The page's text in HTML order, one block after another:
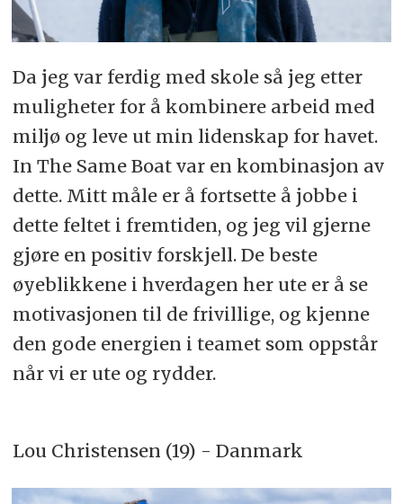
Da jeg var ferdig med skole så jeg etter
muligheter for å kombinere arbeid med
miljø og leve ut min lidenskap for havet.
In The Same Boat var en kombinasjon av
dette. Mitt måle er å fortsette å jobbe i
dette feltet i fremtiden, og jeg vil gjerne
gjøre en positiv forskjell. De beste
øyeblikkene i hverdagen her ute er å se
motivasjonen til de frivillige, og kjenne
den gode energien i teamet som oppstår
når vi er ute og rydder.
Lou Christensen (19) - Danmark